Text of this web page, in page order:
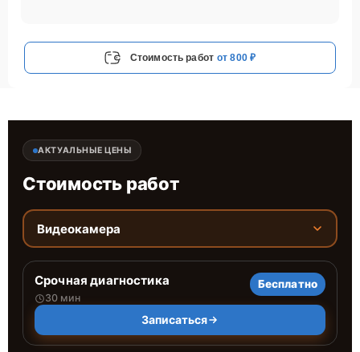
Стоимость работ от 800 ₽
АКТУАЛЬНЫЕ ЦЕНЫ
Стоимость работ
Видеокамера
Срочная диагностика
30 мин
Бесплатно
Записаться